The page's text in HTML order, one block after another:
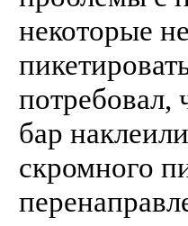
некоторые
потребовал,
бар
скромного